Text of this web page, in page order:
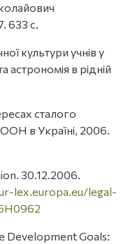
633 с.
культури учнів у
астрономія в рідній
сталого
в Україні, 2006.
30.12.2006.
lex.europa.eu/legal-
Development Goals: